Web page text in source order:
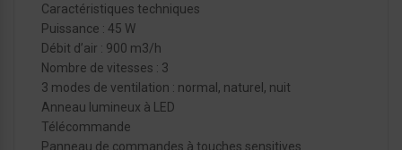
Caractéristiques techniques
Puissance : 45 W
Débit d’air : 900 m3/h
Nombre de vitesses : 3
3 modes de ventilation : normal, naturel, nuit
Anneau lumineux à LED
Télécommande
Panneau de commandes à touches sensitives